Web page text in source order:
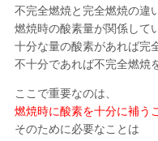
不完全燃焼と完全燃焼の違
燃焼時の酸素量が関係して
十分な量の酸素があれば完
不十分であれば不完全燃焼
ここで重要なのは、
燃焼時に酸素を十分に補う
そのために必要なことは